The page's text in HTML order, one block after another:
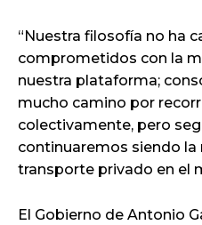
“Nuestra filosofía no ha
comprometidos con la
nuestra plataforma;
mucho camino por
colectivamente, pero
continuaremos siendo
transporte privado en el
El Gobierno de Antonio